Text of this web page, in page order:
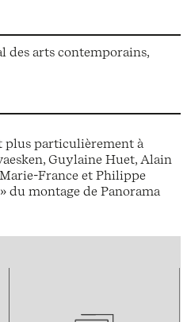
des arts contemporains,
plus particulièrement à
Guylaine Huet, Alain
France et Philippe
du montage de Panorama